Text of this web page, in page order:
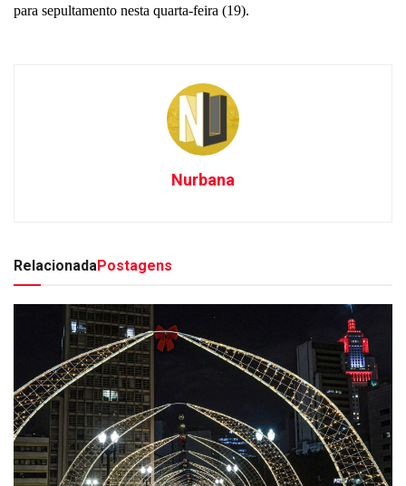
para sepultamento nesta quarta-feira (19).
Nurbana
RelacionadaPostagens